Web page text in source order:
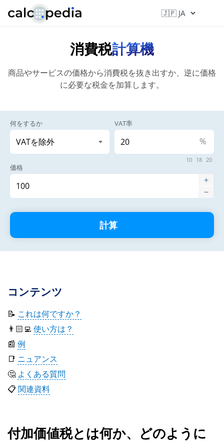
消費税計算機
商品やサービスの価格から消費税を抜き出すか、逆に価格
に必要な税金を加算します。
何をするか VAT率
%
10 18 20
価格
計算
コンテンツ
📝 これは何ですか？
👨🏻‍💻 使い方は？
📰 例
📑 ニュアンス
🤔 よくある質問
📋関連資料
付加価値税とは何か、どのように